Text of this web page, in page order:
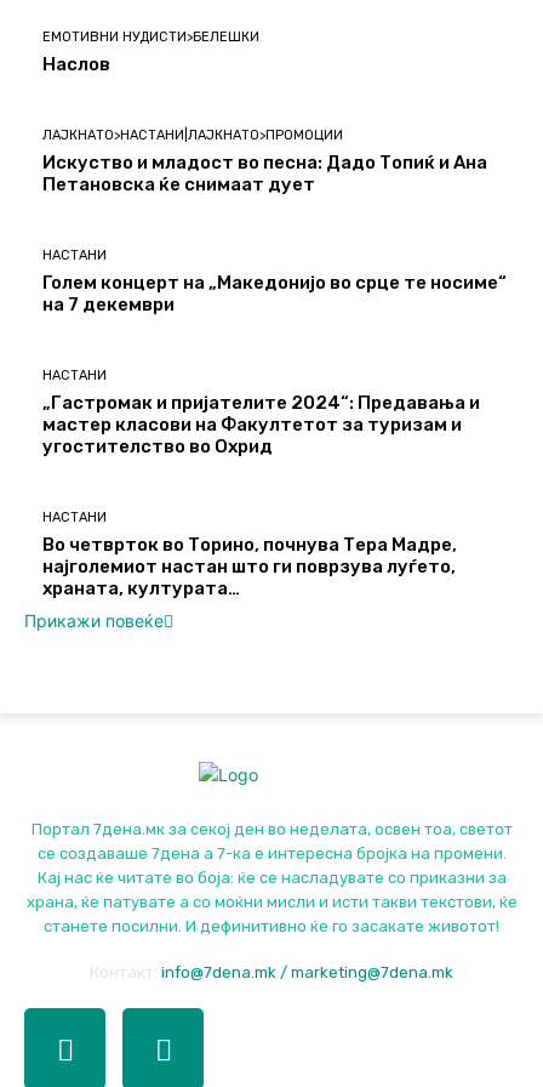
ЕМОТИВНИ НУДИСТИ>БЕЛЕШКИ
Наслов
ЛАЈКНАТО>НАСТАНИ|ЛАЈКНАТО>ПРОМОЦИИ
Искуство и младост во песна: Дадо Топиќ и Ана
Петановска ќе снимаат дует
НАСТАНИ
Голем концерт на „Македонијо во срце те носиме“
на 7 декември
НАСТАНИ
„Гастромак и пријателите 2024“: Предавања и
мастер класови на Факултетот за туризам и
угостителство во Охрид
НАСТАНИ
Во четврток во Торино, почнува Тера Мадре,
најголемиот настан што ги поврзува луѓето,
храната, културата…
Прикажи повеќе
Портал 7дена.мк за секој ден во неделата, освен тоа, светот
се создаваше 7дена а 7-ка е интересна бројка на промени.
Кај нас ќе читате во боја: ќе се насладувате со приказни за
храна, ќе патувате а со моќни мисли и исти такви текстови, ќе
станете посилни. И дефинитивно ќе го засакате животот!
Контакт: info@7dena.mk / marketing@7dena.mk